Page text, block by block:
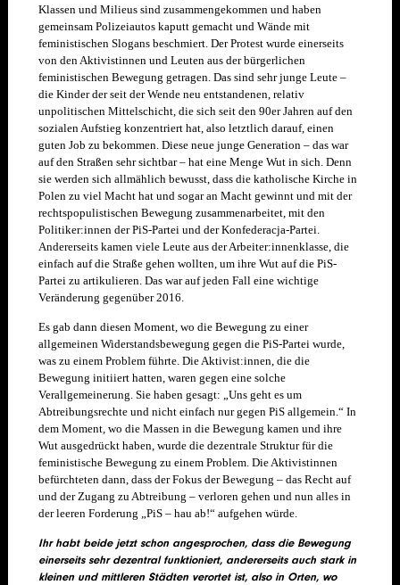
Klassen und Milieus sind zusammengekommen und haben
gemeinsam Polizeiautos kaputt gemacht und Wände mit
feministischen Slogans beschmiert. Der Protest wurde einerseits
von den Aktivistinnen und Leuten aus der bürgerlichen
feministischen Bewegung getragen. Das sind sehr junge Leute –
die Kinder der seit der Wende neu entstandenen, relativ
unpolitischen Mittelschicht, die sich seit den 90er Jahren auf den
sozialen Aufstieg konzentriert hat, also letztlich darauf, einen
guten Job zu bekommen. Diese neue junge Generation – das war
auf den Straßen sehr sichtbar – hat eine Menge Wut in sich. Denn
sie werden sich allmählich bewusst, dass die katholische Kirche in
Polen zu viel Macht hat und sogar an Macht gewinnt und mit der
rechtspopulistischen Bewegung zusammenarbeitet, mit den
Politiker:innen der PiS-Partei und der Konfederacja-Partei.
Andererseits kamen viele Leute aus der Arbeiter:innenklasse, die
einfach auf die Straße gehen wollten, um ihre Wut auf die PiS-
Partei zu artikulieren. Das war auf jeden Fall eine wichtige
Veränderung gegenüber 2016.
Es gab dann diesen Moment, wo die Bewegung zu einer
allgemeinen Widerstandsbewegung gegen die PiS-Partei wurde,
was zu einem Problem führte. Die Aktivist:innen, die die
Bewegung initiiert hatten, waren gegen eine solche
Verallgemeinerung. Sie haben gesagt: „Uns geht es um
Abtreibungsrechte und nicht einfach nur gegen PiS allgemein.“ In
dem Moment, wo die Massen in die Bewegung kamen und ihre
Wut ausgedrückt haben, wurde die dezentrale Struktur für die
feministische Bewegung zu einem Problem. Die Aktivistinnen
befürchteten dann, dass der Fokus der Bewegung – das Recht auf
und der Zugang zu Abtreibung – verloren gehen und nun alles in
der leeren Forderung „PiS – hau ab!“ aufgehen würde.
Ihr habt beide jetzt schon angesprochen, dass die Bewegung
einerseits sehr dezentral funktioniert, andererseits auch stark in
kleinen und mittleren Städten verortet ist, also in Orten, wo